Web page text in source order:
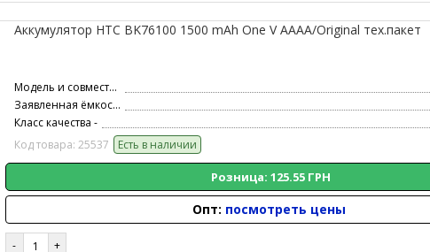
Аккумулятор HTC BK76100 1500 mAh One V AAAA/Original тех.пакет
Модель и совместимость -
Заявленная ёмкость -
Класс качества -
Код товара: 25537
Есть в наличии
Розница: 125.55 ГРН
Опт: посмотреть цены